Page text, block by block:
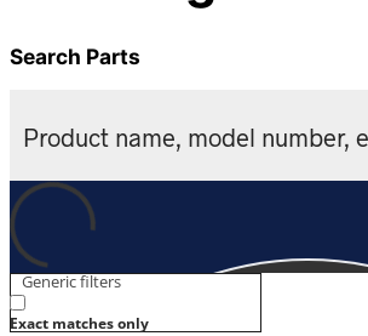
Search Parts
Generic filters
Exact matches only